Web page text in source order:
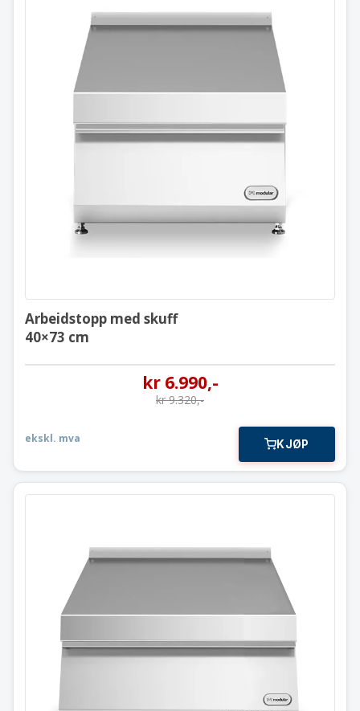
Arbeidstopp med skuff
Arbeidstopp med skuff
40×73 cm
kr6.990,-
kr9.320,-
ekskl. mva KJØP